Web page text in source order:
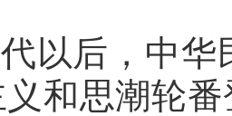
以后，中华
和思潮轮